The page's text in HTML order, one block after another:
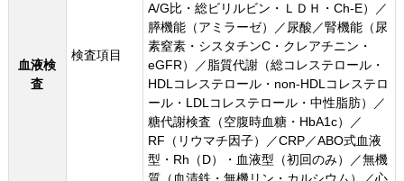
血液検
査
検査項目
A/G比・総ビリルビン・ＬＤＨ・Ch-E）／
膵機能（アミラーゼ）／尿酸／腎機能（尿
素窒素・シスタチンC・クレアチニン・
eGFR）／脂質代謝（総コレステロール・
HDLコレステロール・non-HDLコレステロ
ール・LDLコレステロール・中性脂肪）／
糖代謝検査（空腹時血糖・HbA1c）／
RF（リウマチ因子）／CRP／ABO式血液
型・Rh（D）・血液型（初回のみ）／無機